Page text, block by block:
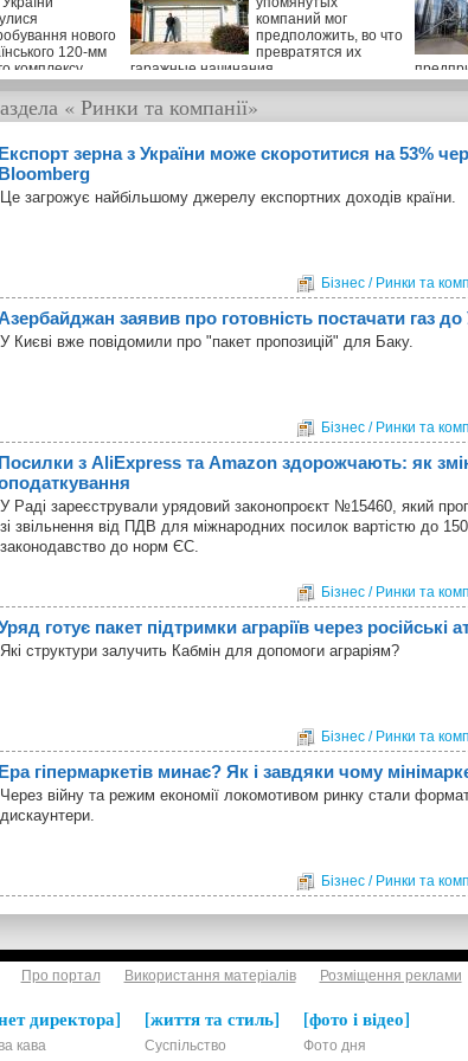
нового
120-мм
комплексу
присутній
безпеки і
Турчинов.
компаний мог
предположить, во что
превратятся их
гаражные начинания
« Ринки та компанії»
Експорт зерна з України може скоротитися на 53%
Bloomberg
Це загрожує найбільшому джерелу експортних доходів країни.
Бізнес / Ринки та
заявив про готовність постачати газ до
У Києві вже повідомили про "пакет пропозицій" для Баку.
Бізнес / Ринки та
Посилки з AliExpress та Amazon здорожчають: як
У Раді зареєстрували урядовий законопроєкт №15460, який
зі звільнення від ПДВ для міжнародних посилок вартістю до
законодавство до норм ЄС.
Бізнес / Ринки та
готує пакет підтримки аграріїв через російські
Які структури залучить Кабмін для допомоги аграріям?
Бізнес / Ринки та
Ера гіпермаркетів минає? Як і завдяки чому
Через війну та режим економії локомотивом ринку стали
дискаунтери.
Бізнес / Ринки та
Про портал Використання матеріалів Розміщення реклами
директора
кава
життя та стиль
Суспільство
фото і відео
Фото дня